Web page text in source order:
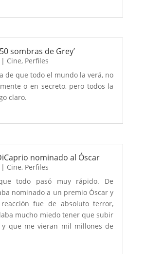
sombras de Grey’
Cine, Perfiles
de que todo el mundo la verá, no
o en secreto, pero todos la
claro.
nominado al Óscar
Cine, Perfiles
todo pasó muy rápido. De
nominado a un premio Óscar y
fue de absoluto terror,
mucho miedo tener que subir
y que me vieran mil millones de